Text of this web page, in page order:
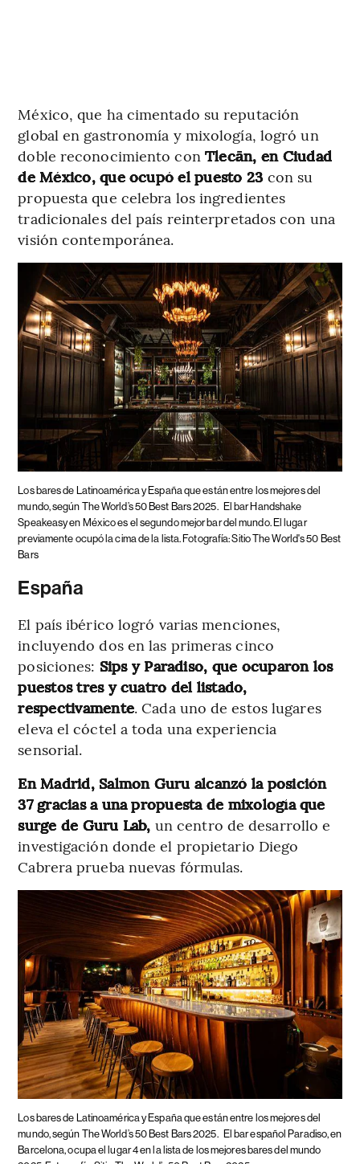
México, que ha cimentado su reputación
global en gastronomía y mixología, logró un
doble reconocimiento con Tlecān, en Ciudad
de México, que ocupó el puesto 23 con su
propuesta que celebra los ingredientes
tradicionales del país reinterpretados con una
visión contemporánea.
Los bares de Latinoamérica y España que están entre los mejores del
mundo, según The World’s 50 Best Bars 2025. El bar Handshake
Speakeasy en México es el segundo mejor bar del mundo. El lugar
previamente ocupó la cima de la lista. Fotografía: Sitio The World's 50 Best
Bars
España
El país ibérico logró varias menciones,
incluyendo dos en las primeras cinco
posiciones: Sips y Paradiso, que ocuparon los
puestos tres y cuatro del listado,
respectivamente. Cada uno de estos lugares
eleva el cóctel a toda una experiencia
sensorial.
En Madrid, Salmon Guru alcanzó la posición
37 gracias a una propuesta de mixología que
surge de Guru Lab, un centro de desarrollo e
investigación donde el propietario Diego
Cabrera prueba nuevas fórmulas.
Los bares de Latinoamérica y España que están entre los mejores del
mundo, según The World’s 50 Best Bars 2025. El bar español Paradiso, en
Barcelona, ocupa el lugar 4 en la lista de los mejores bares del mundo